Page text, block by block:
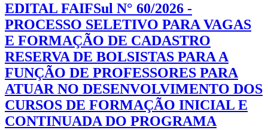
EDITAL FAIFSul N° 60/2026 -
PROCESSO SELETIVO PARA VAGAS
E FORMAÇÃO DE CADASTRO
RESERVA DE BOLSISTAS PARA A
FUNÇÃO DE PROFESSORES PARA
ATUAR NO DESENVOLVIMENTO DOS
CURSOS DE FORMAÇÃO INICIAL E
CONTINUADA DO PROGRAMA